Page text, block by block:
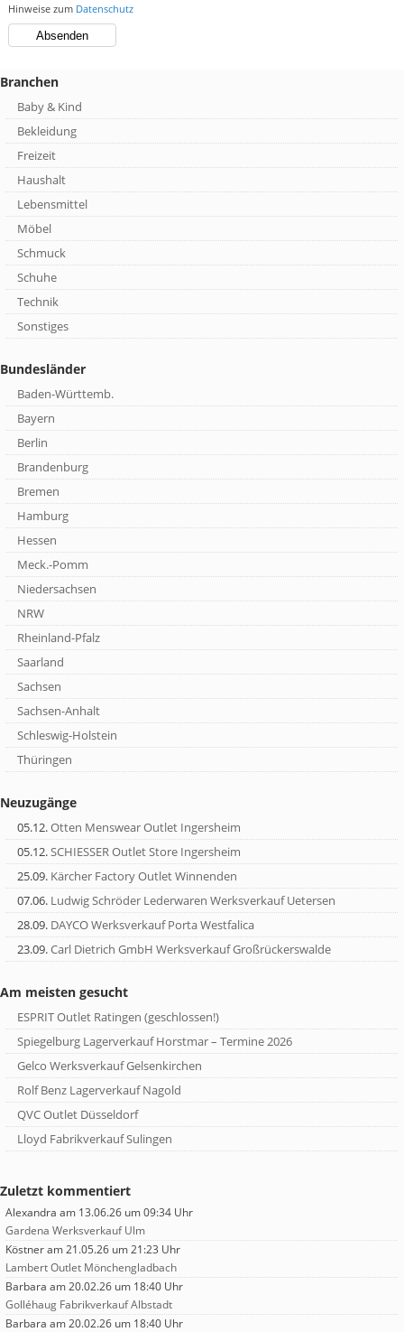
Hinweise zum Datenschutz
Branchen
Baby & Kind
Bekleidung
Freizeit
Haushalt
Lebensmittel
Möbel
Schmuck
Schuhe
Technik
Sonstiges
Bundesländer
Baden-Württemb.
Bayern
Berlin
Brandenburg
Bremen
Hamburg
Hessen
Meck.-Pomm
Niedersachsen
NRW
Rheinland-Pfalz
Saarland
Sachsen
Sachsen-Anhalt
Schleswig-Holstein
Thüringen
Neuzugänge
05.12.Otten Menswear Outlet Ingersheim
05.12.SCHIESSER Outlet Store Ingersheim
25.09. Kärcher Factory Outlet Winnenden
07.06. Ludwig Schröder Lederwaren Werksverkauf Uetersen
28.09. DAYCO Werksverkauf Porta Westfalica
23.09.Carl Dietrich GmbH Werksverkauf Großrückerswalde
Am meisten gesucht
ESPRIT Outlet Ratingen (geschlossen!)
Spiegelburg Lagerverkauf Horstmar – Termine 2026
Gelco Werksverkauf Gelsenkirchen
Rolf Benz Lagerverkauf Nagold
QVC Outlet Düsseldorf
Lloyd Fabrikverkauf Sulingen
Zuletzt kommentiert
Alexandra am 13.06.26 um 09:34 Uhr
Gardena Werksverkauf Ulm
Köstneram 21.05.26 um 21:23 Uhr
Lambert Outlet Mönchengladbach
Barbara am 20.02.26 um 18:40 Uhr
Golléhaug Fabrikverkauf Albstadt
Barbara am 20.02.26 um 18:40 Uhr